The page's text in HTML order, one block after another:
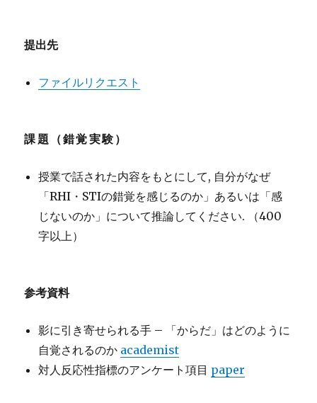
提出先
ファイルリクエスト
課題（錯覚実験）
授業で話された内容をもとにして, 自分がなぜ
「RHI・STIの錯覚を感じるのか」あるいは「感
じないのか」について推論してください. （400
字以上）
参考資料
影に引き寄せられる手 – 「からだ」はどのように
自覚されるのか academist
対人反応性指標のアンケート項目 paper